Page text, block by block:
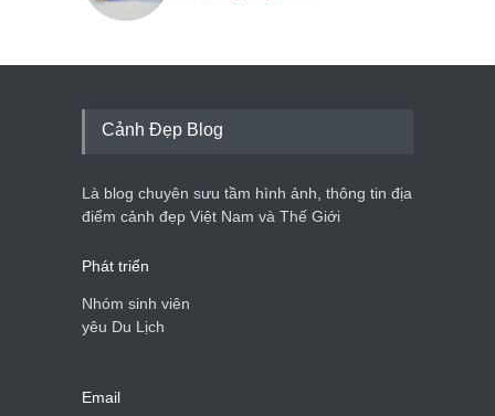
Cảnh Đẹp Blog
Là blog chuyên sưu tầm hình ảnh, thông tin địa
điểm cảnh đẹp Việt Nam và Thế Giới
Phát triển
Nhóm sinh viên
yêu Du Lịch
Email